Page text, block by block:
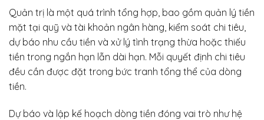
Quản trị là một quá trình tổng hợp, bao gồm quản lý tiền
mặt tại quỹ và tài khoản ngân hàng, kiểm soát chi tiêu,
dự báo nhu cầu tiền và xử lý tình trạng thừa hoặc thiếu
tiền trong ngắn hạn lẫn dài hạn. Mỗi quyết định chi tiêu
đều cần được đặt trong bức tranh tổng thể của dòng
tiền.
Dự báo và lập kế hoạch dòng tiền đóng vai trò như hệ